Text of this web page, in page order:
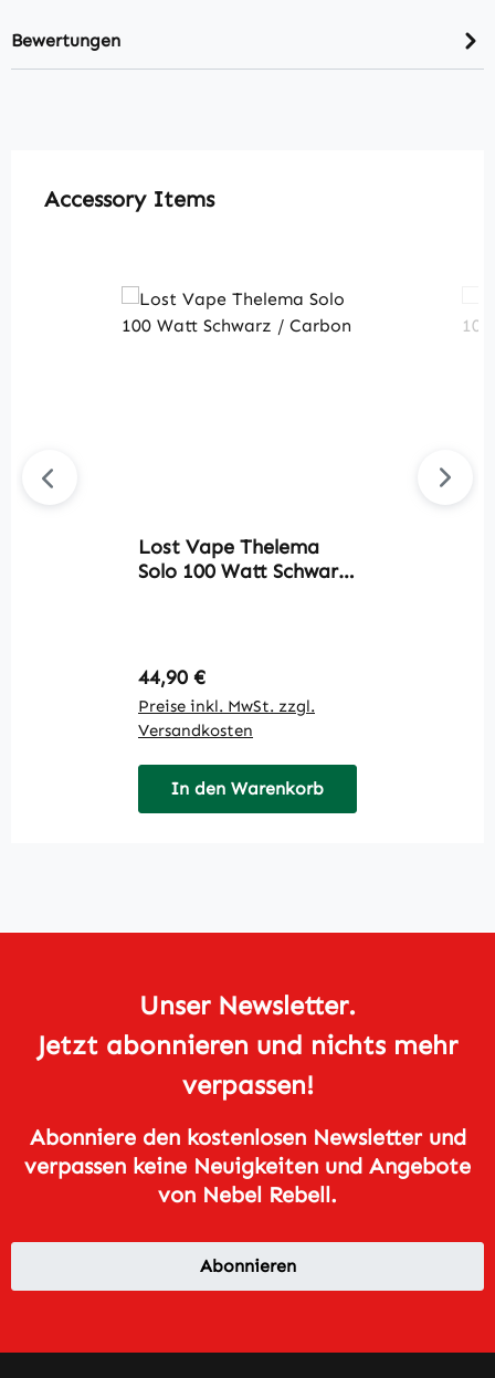
Bewertungen
Produktgalerie überspringen
Accessory Items
Lost Vape Thelema
Solo 100 Watt Schwarz
Regulärer Preis:
44,90 €
Preise inkl. MwSt. zzgl.
Versandkosten
In den Warenkorb
Unser Newsletter.
Jetzt abonnieren und nichts mehr
verpassen!
Abonniere den kostenlosen Newsletter und
verpassen keine Neuigkeiten und Angebote
von Nebel Rebell.
Abonnieren